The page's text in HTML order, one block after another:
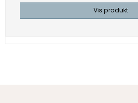
Vis produkt